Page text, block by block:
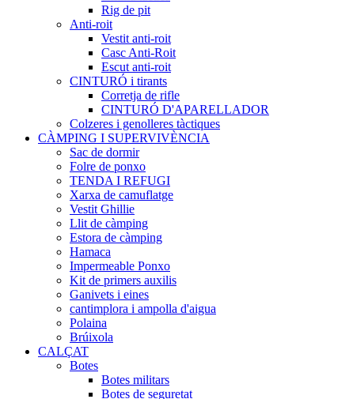
Rig de pit
Anti-roit
Vestit anti-roit
Casc Anti-Roit
Escut anti-roit
CINTURÓ i tirants
Corretja de rifle
CINTURÓ D'APARELLADOR
Colzeres i genolleres tàctiques
CÀMPING I SUPERVIVÈNCIA
Sac de dormir
Folre de ponxo
TENDA I REFUGI
Xarxa de camuflatge
Vestit Ghillie
Llit de càmping
Estora de càmping
Hamaca
Impermeable Ponxo
Kit de primers auxilis
Ganivets i eines
cantimplora i ampolla d'aigua
Polaina
Brúixola
CALÇAT
Botes
Botes militars
Botes de seguretat